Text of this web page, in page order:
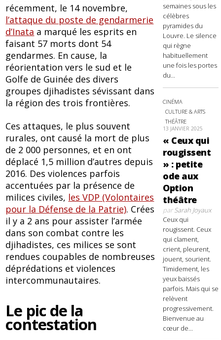
récemment, le 14 novembre,
l’attaque du poste de gendarmerie
d’Inata a marqué les esprits en
faisant 57 morts dont 54
gendarmes. En cause, la
réorientation vers le sud et le
Golfe de Guinée des divers
groupes djihadistes sévissant dans
la région des trois frontières.
Ces attaques, le plus souvent
rurales, ont causé la mort de plus
de 2 000 personnes, et en ont
déplacé 1,5 million d’autres depuis
2016. Des violences parfois
accentuées par la présence de
milices civiles, les VDP (Volontaires
pour la Défense de la Patrie). Crées
il y a 2 ans pour assister l’armée
dans son combat contre les
djihadistes, ces milices se sont
rendues coupables de nombreuses
déprédations et violences
intercommunautaires.
Le pic de la
contestation
semaines sous les
célèbres
pyramides du
Louvre. Le silence
qui règne
habituellement
une fois les portes
du...
CINÉMA
CULTURE & ARTS
THÉÂTRE
13 JANVIER 2025
« Ceux qui
rougissent
» : petite
ode aux
Option
théâtre
parSarah Joyaux
Ceux qui
rougissent. Ceux
qui clament,
crient, pleurent,
jouent, sourient.
Timidement, les
yeux baissés
parfois. Mais qui se
relèvent
progressivement.
Bienvenue au
cœur de...